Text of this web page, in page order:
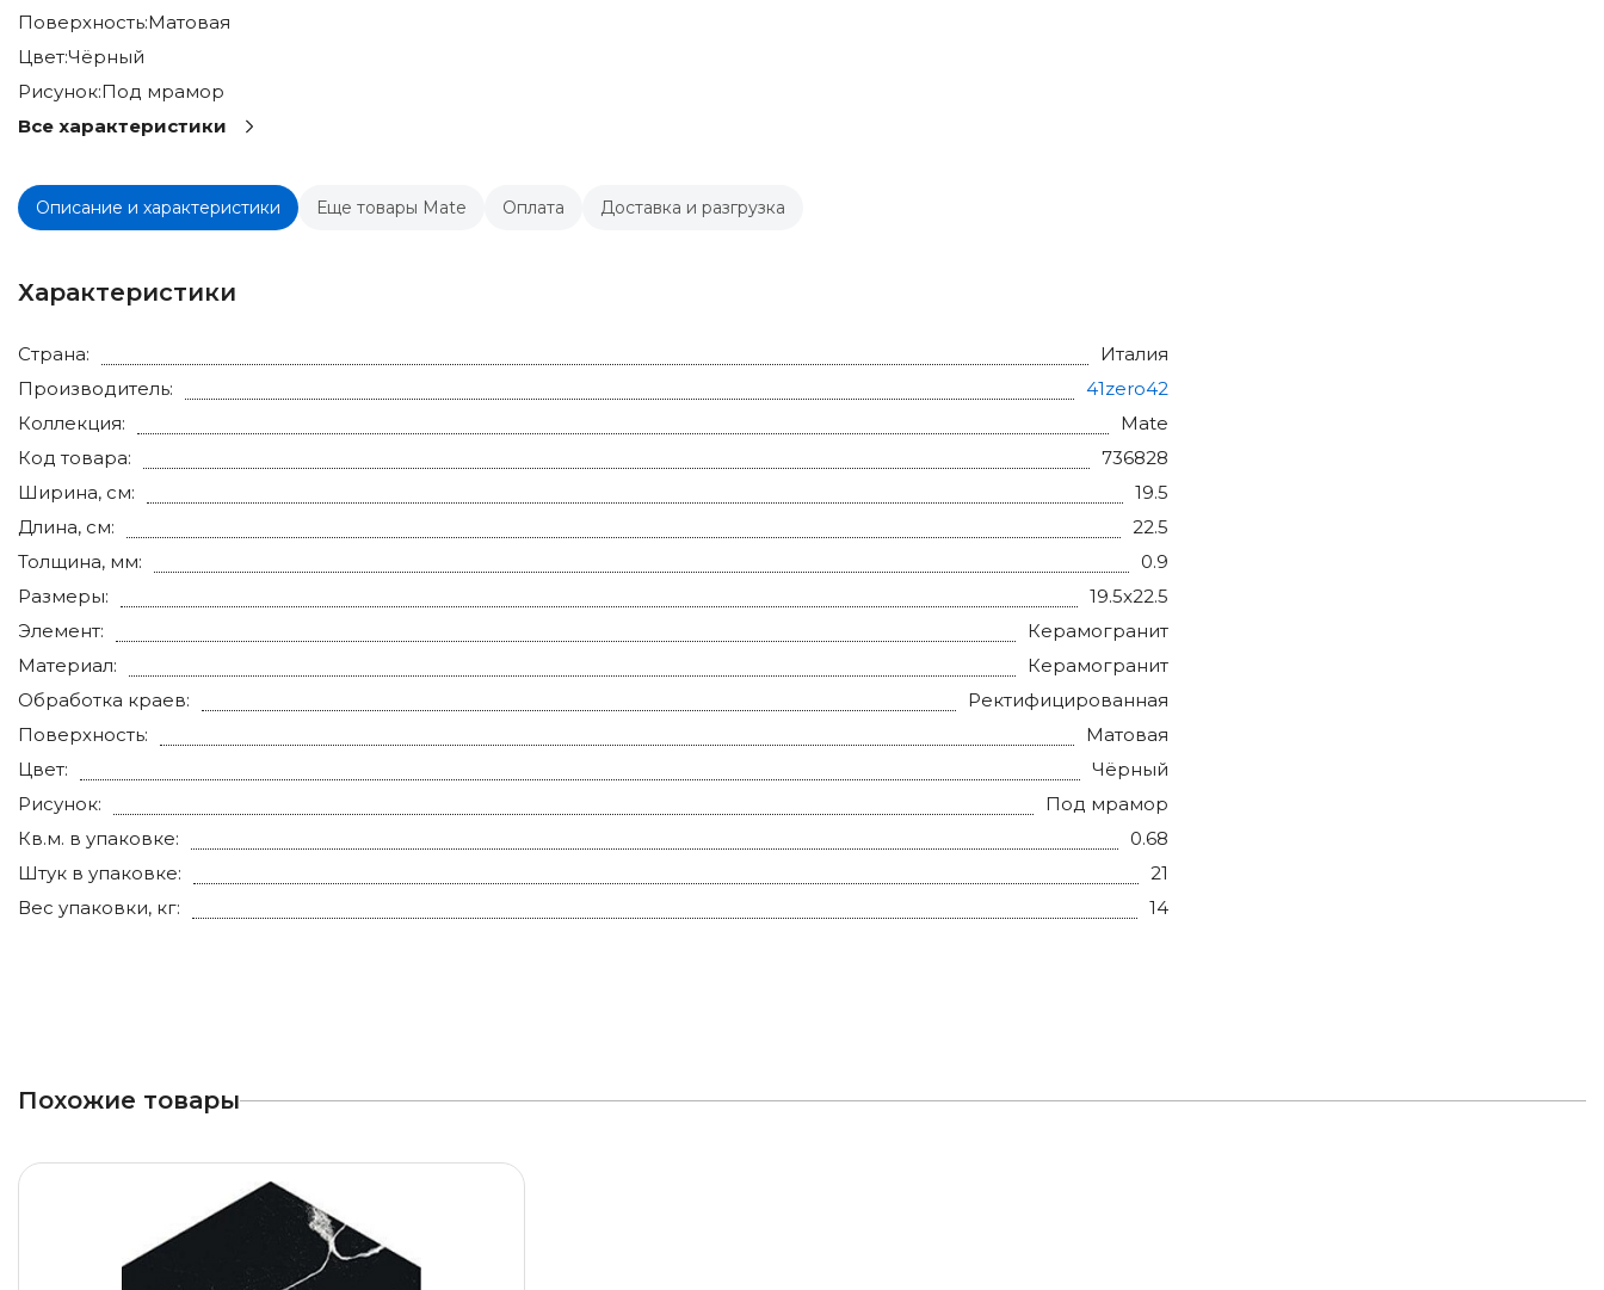
Поверхность:Матовая
Цвет:Чёрный
Рисунок:Под мрамор
Все характеристики
Описание и характеристики Еще товары Mate Оплата Доставка и разгрузка
Характеристики
Страна:
Италия
Производитель:
41zero42
Коллекция:
Mate
Код товара:
736828
Ширина, см:
19.5
Длина, см:
22.5
Толщина, мм:
0.9
Размеры:
19.5x22.5
Элемент:
Керамогранит
Материал:
Керамогранит
Обработка краев:
Ректифицированная
Поверхность:
Матовая
Цвет:
Чёрный
Рисунок:
Под мрамор
Кв.м. в упаковке:
0.68
Штук в упаковке:
21
Вес упаковки, кг:
14
Похожие товары